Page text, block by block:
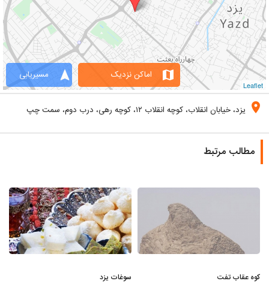
Leaflet
navigation مسیریابی map اماکن نزدیک
location_on یزد، خیابان انقلاب، کوچه انقلاب ۱۲، کوچه رهی، درب دوم، سمت چپ
مطالب مرتبط
کوه عقاب تفت سوغات یزد